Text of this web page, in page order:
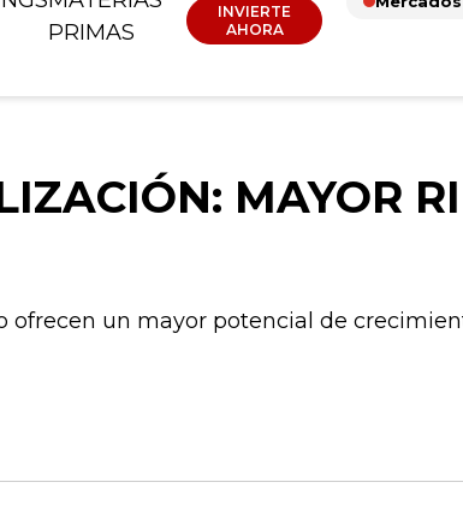
PRIMAS
INVIERTE
AHORA
MAYOR
un mayor potencial de